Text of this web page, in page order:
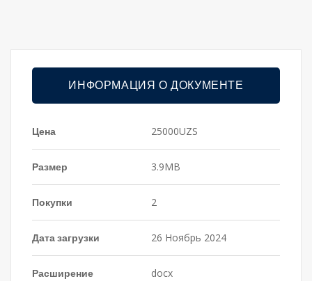
ИНФОРМАЦИЯ О ДОКУМЕНТЕ
Цена 25000UZS
Размер 3.9MB
Покупки 2
Дата загрузки 26 Ноябрь 2024
Расширение docx